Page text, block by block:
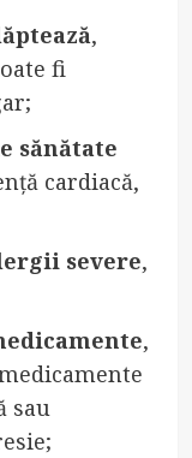
,
fi
sănătate
cardiacă,
severe,
,
sau